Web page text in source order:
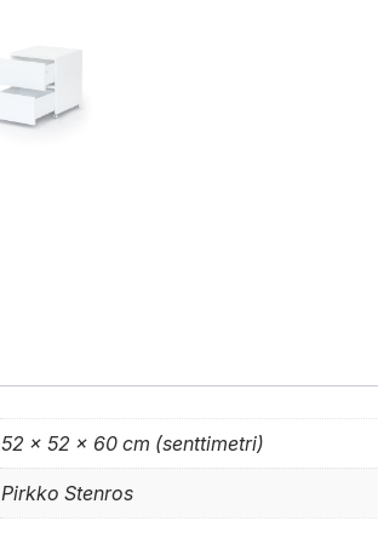
52 × 52 × 60 cm (senttimetri)
Pirkko Stenros